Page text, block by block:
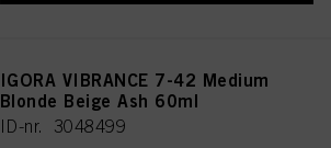
IGORA VIBRANCE 7-42 Medium
Blonde Beige Ash 60ml
ID-nr. 3048499